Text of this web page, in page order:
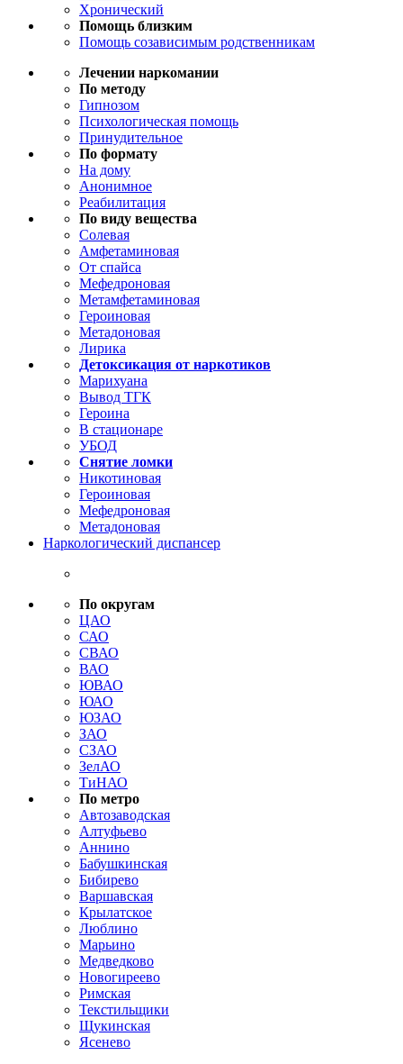
Хронический
Помощь близким
Помощь созависимым родственникам
Лечении наркомании
По методу
Гипнозом
Психологическая помощь
Принудительное
По формату
На дому
Анонимное
Реабилитация
По виду вещества
Солевая
Амфетаминовая
От спайса
Мефедроновая
Метамфетаминовая
Героиновая
Метадоновая
Лирика
Детоксикация от наркотиков
Марихуана
Вывод ТГК
Героина
В стационаре
УБОД
Снятие ломки
Никотиновая
Героиновая
Мефедроновая
Метадоновая
Наркологический диспансер
По округам
ЦАО
САО
СВАО
ВАО
ЮВАО
ЮАО
ЮЗАО
ЗАО
СЗАО
ЗелАО
ТиНАО
По метро
Автозаводская
Алтуфьево
Аннино
Бабушкинская
Бибирево
Варшавская
Крылатское
Люблино
Марьино
Медведково
Новогиреево
Римская
Текстильщики
Щукинская
Ясенево